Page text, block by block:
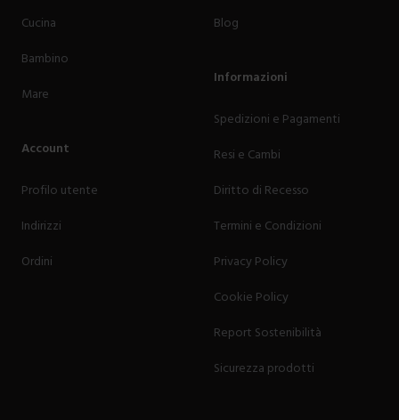
Cucina
Bambino
Mare
Account
Profilo utente
Indirizzi
Ordini
Blog
Informazioni
Spedizioni e Pagamenti
Resi e Cambi
Diritto di Recesso
Termini e Condizioni
Privacy Policy
Cookie Policy
Report Sostenibilità
Sicurezza prodotti